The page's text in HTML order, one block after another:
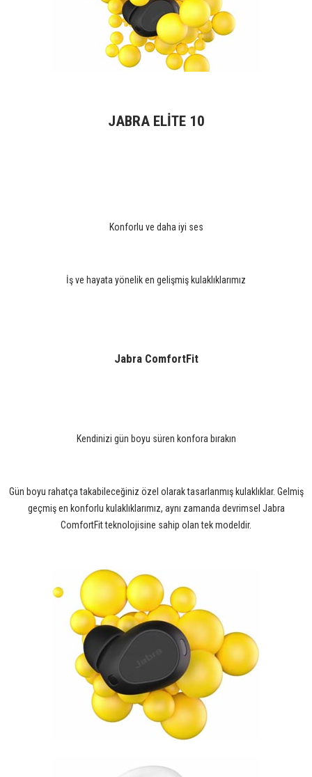
JABRA ELİTE 10
Konforlu ve daha iyi ses
İş ve hayata yönelik en gelişmiş kulaklıklarımız
Jabra ComfortFit
Kendinizi gün boyu süren konfora bırakın
Gün boyu rahatça takabileceğiniz özel olarak tasarlanmış kulaklıklar. Gelmiş
geçmiş en konforlu kulaklıklarımız, aynı zamanda devrimsel Jabra
ComfortFit teknolojisine sahip olan tek modeldir.